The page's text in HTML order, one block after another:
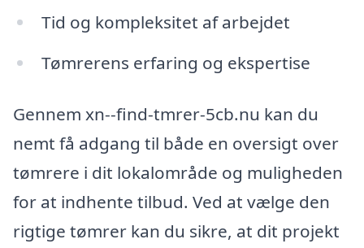
Tid og kompleksitet af arbejdet
Tømrerens erfaring og ekspertise
Gennem xn--find-tmrer-5cb.nu kan du
nemt få adgang til både en oversigt over
tømrere i dit lokalområde og muligheden
for at indhente tilbud. Ved at vælge den
rigtige tømrer kan du sikre, at dit projekt